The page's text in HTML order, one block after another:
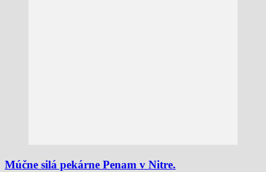
Múčne silá pekárne Penam v Nitre.